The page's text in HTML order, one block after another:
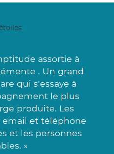
assortie à
. Un grand
qui s'essaye à
le plus
produite. Les
email et téléphone
et les personnes
»